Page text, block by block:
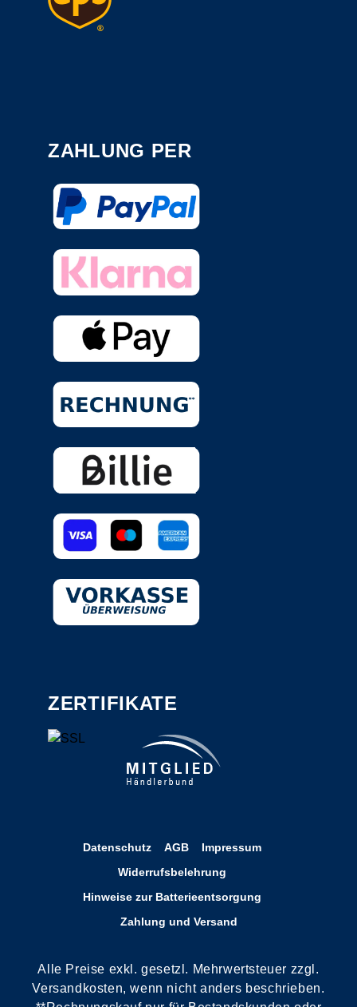
ZAHLUNG PER
ZERTIFIKATE
Datenschutz AGB
Impressum
Widerrufsbelehrung
Hinweise zur Batterieentsorgung
Zahlung und Versand
Alle Preise exkl. gesetzl. Mehrwertsteuer zzgl.
Versandkosten, wenn nicht anders beschrieben.